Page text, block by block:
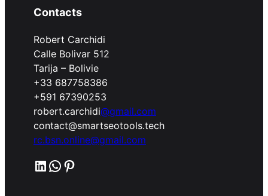
Contacts
Robert Carchidi
Calle Bolivar 512
Tarija – Bolivie
+33 687758386
+591 67390253
robert.carchidi@gmail.com
contact@smartseotools.tech
rc.bsn.online@gmail.com
LinkedIn WhatsApp Pinterest